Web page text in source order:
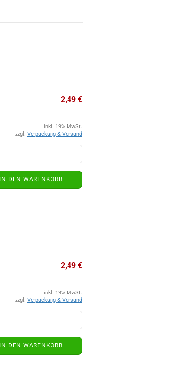
2,49 €
inkl. 19% MwSt.
zzgl. Verpackung & Versand
IN DEN WARENKORB
2,49 €
inkl. 19% MwSt.
zzgl. Verpackung & Versand
IN DEN WARENKORB